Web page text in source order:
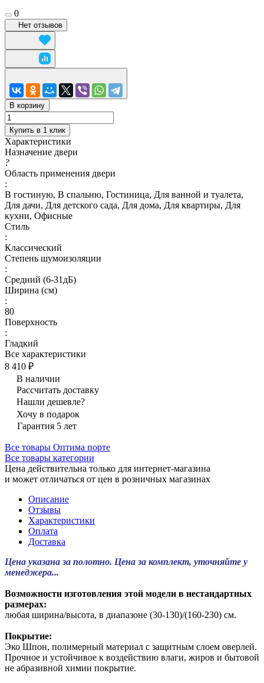
0
Нет отзывов
В корзину
Купить в 1 клик
Характеристики
Назначение двери
?
Область применения двери
:
В гостиную, В спальню, Гостиница, Для ванной и туалета,
Для дачи, Для детского сада, Для дома, Для квартиры, Для
кухни, Офисные
Стиль
:
Классический
Степень шумоизоляции
:
Средний (6-31дБ)
Ширина (см)
:
80
Поверхность
:
Гладкий
Все характеристики
8 410 ₽
В наличии
Рассчитать доставку
Нашли дешевле?
Хочу в подарок
Гарантия 5 лет
Все товары Оптима порте
Все товары категории
Цена действительна только для интернет-магазина
и может отличаться от цен в розничных магазинах
Описание
Отзывы
Характеристики
Оплата
Доставка
Цена указана за полотно. Цена за комплект, уточняйте у
менеджера...
Возможности изготовления этой модели в нестандартных
размерах:
любая ширина/высота, в диапазоне (30-130)/(160-230) см.
Покрытие:
Эко Шпон, полимерный материал с защитным слоем оверлей.
Прочное и устойчивое к воздействию влаги, жиров и бытовой
не абразивной химии покрытие.